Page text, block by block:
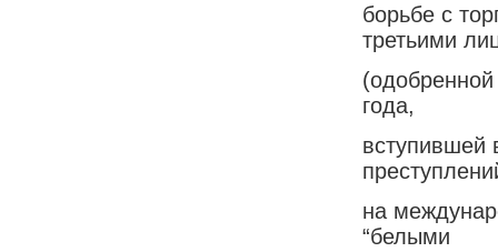
борьбе с
третьими
года,
вступившей
на
“белыми